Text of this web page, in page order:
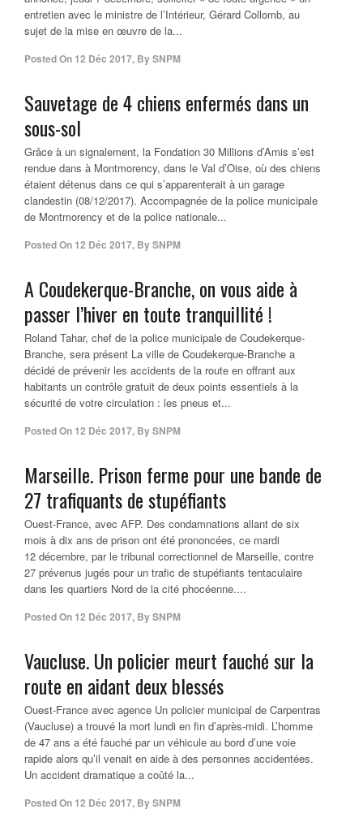
entretien avec le ministre de l’Intérieur, Gérard Collomb, au
sujet de la mise en œuvre de la...
Posted On 12 Déc 2017, BySNPM
Sauvetage de 4 chiens enfermés dans un
sous-sol
Grâce à un signalement, la Fondation 30 Millions d’Amis s’est
rendue dans à Montmorency, dans le Val d’Oise, où des chiens
étaient détenus dans ce qui s’apparenterait à un garage
clandestin (08/12/2017). Accompagnée de la police municipale
de Montmorency et de la police nationale...
Posted On 12 Déc 2017, BySNPM
A Coudekerque-Branche, on vous aide à
passer l’hiver en toute tranquillité !
Roland Tahar, chef de la police municipale de Coudekerque-
Branche, sera présent La ville de Coudekerque-Branche a
décidé de prévenir les accidents de la route en offrant aux
habitants un contrôle gratuit de deux points essentiels à la
sécurité de votre circulation : les pneus et...
Posted On 12 Déc 2017, BySNPM
Marseille. Prison ferme pour une bande de
27 trafiquants de stupéfiants
Ouest-France, avec AFP. Des condamnations allant de six
mois à dix ans de prison ont été prononcées, ce mardi
12 décembre, par le tribunal correctionnel de Marseille, contre
27 prévenus jugés pour un trafic de stupéfiants tentaculaire
dans les quartiers Nord de la cité phocéenne....
Posted On 12 Déc 2017, BySNPM
Vaucluse. Un policier meurt fauché sur la
route en aidant deux blessés
Ouest-France avec agence Un policier municipal de Carpentras
(Vaucluse) a trouvé la mort lundi en fin d’après-midi. L’homme
de 47 ans a été fauché par un véhicule au bord d’une voie
rapide alors qu’il venait en aide à des personnes accidentées.
Un accident dramatique a coûté la...
Posted On 12 Déc 2017, BySNPM